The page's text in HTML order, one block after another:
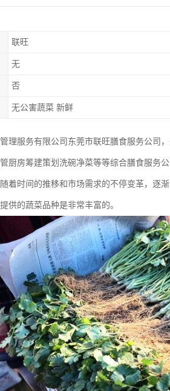
联旺
无
否
无公害蔬菜 新鲜
理服务有限公司东莞市联旺膳食服务公司
厨房筹建策划洗碗净菜等等综合膳食服务
着时间的推移和市场需求的不停变革，逐
供的蔬菜品种是非常丰富的。